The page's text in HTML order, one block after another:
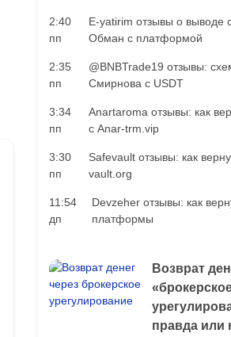
2:40
пп
E-yatirim отзывы о выводе
Обман с платформой
2:35
пп
@BNBTrade19 отзывы:
Смирнова с USDT
3:34
пп
Anartaroma отзывы: как
с Anar-trm.vip
3:30
пп
Safevault отзывы: как
vault.org
11:54
дп
Devzeher отзывы: как
платформы
Возврат
правда или